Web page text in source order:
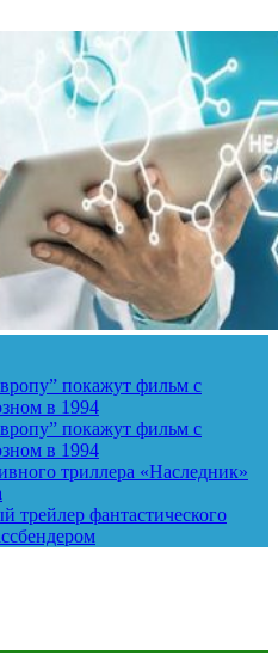
покажут фильм с
в 1994
покажут фильм с
в 1994
триллера «Наследник»
трейлер фантастического